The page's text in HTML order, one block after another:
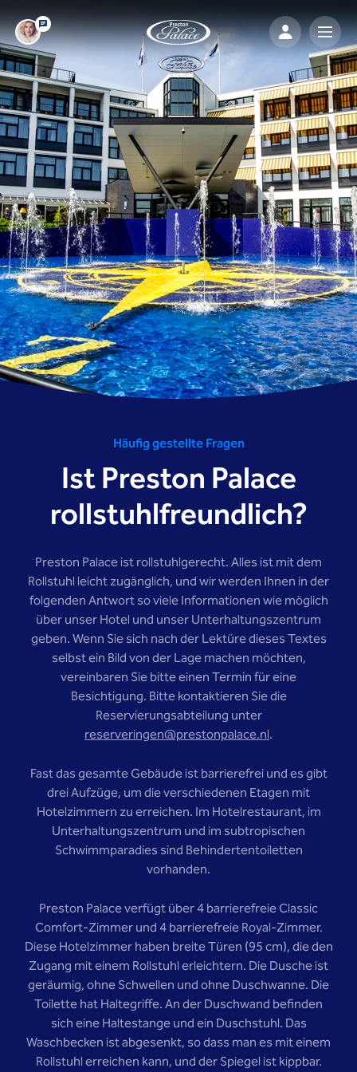
Häufig gestellte Fragen
Ist Preston Palace
rollstuhlfreundlich?
Preston Palace ist rollstuhlgerecht. Alles ist mit dem
Rollstuhl leicht zugänglich, und wir werden Ihnen in der
folgenden Antwort so viele Informationen wie möglich
über unser Hotel und unser Unterhaltungszentrum
geben. Wenn Sie sich nach der Lektüre dieses Textes
selbst ein Bild von der Lage machen möchten,
vereinbaren Sie bitte einen Termin für eine
Besichtigung. Bitte kontaktieren Sie die
Reservierungsabteilung unter
reserveringen@prestonpalace.nl.
Fast das gesamte Gebäude ist barrierefrei und es gibt
drei Aufzüge, um die verschiedenen Etagen mit
Hotelzimmern zu erreichen. Im Hotelrestaurant, im
Unterhaltungszentrum und im subtropischen
Schwimmparadies sind Behindertentoiletten
vorhanden.
Preston Palace verfügt über 4 barrierefreie Classic
Comfort-Zimmer und 4 barrierefreie Royal-Zimmer.
Diese Hotelzimmer haben breite Türen (95 cm), die den
Zugang mit einem Rollstuhl erleichtern. Die Dusche ist
geräumig, ohne Schwellen und ohne Duschwanne. Die
Toilette hat Haltegriffe. An der Duschwand befinden
sich eine Haltestange und ein Duschstuhl. Das
Waschbecken ist abgesenkt, so dass man es mit einem
Rollstuhl erreichen kann, und der Spiegel ist kippbar.